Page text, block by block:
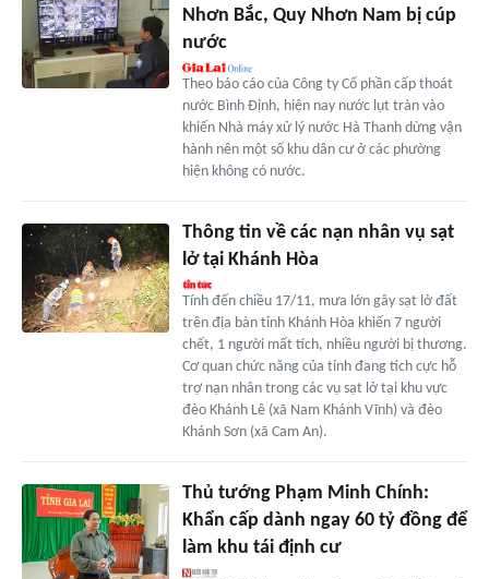
Nhơn Bắc, Quy Nhơn Nam bị cúp
nước
Theo báo cáo của Công ty Cổ phần cấp thoát
nước Bình Định, hiện nay nước lụt tràn vào
khiến Nhà máy xử lý nước Hà Thanh dừng vận
hành nên một số khu dân cư ở các phường
hiện không có nước.
Thông tin về các nạn nhân vụ sạt
lở tại Khánh Hòa
Tính đến chiều 17/11, mưa lớn gây sạt lở đất
trên địa bàn tỉnh Khánh Hòa khiến 7 người
chết, 1 người mất tích, nhiều người bị thương.
Cơ quan chức năng của tỉnh đang tích cực hỗ
trợ nạn nhân trong các vụ sạt lở tại khu vực
đèo Khánh Lê (xã Nam Khánh Vĩnh) và đèo
Khánh Sơn (xã Cam An).
Thủ tướng Phạm Minh Chính:
Khẩn cấp dành ngay 60 tỷ đồng để
làm khu tái định cư